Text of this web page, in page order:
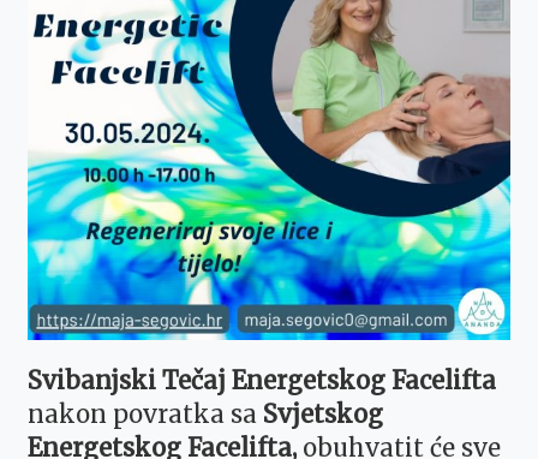
Svibanjski Tečaj Energetskog Facelifta
nakon povratka sa Svjetskog
Energetskog Facelifta, obuhvatit će sve